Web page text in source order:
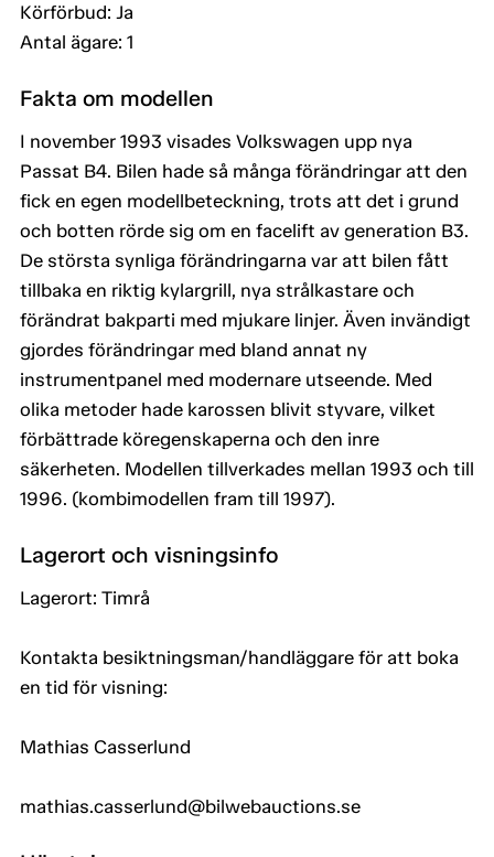
Körförbud: Ja
Antal ägare: 1
Fakta om modellen
I november 1993 visades Volkswagen upp nya
Passat B4. Bilen hade så många förändringar att den
fick en egen modellbeteckning, trots att det i grund
och botten rörde sig om en facelift av generation B3.
De största synliga förändringarna var att bilen fått
tillbaka en riktig kylargrill, nya strålkastare och
förändrat bakparti med mjukare linjer. Även invändigt
gjordes förändringar med bland annat ny
instrumentpanel med modernare utseende. Med
olika metoder hade karossen blivit styvare, vilket
förbättrade köregenskaperna och den inre
säkerheten. Modellen tillverkades mellan 1993 och till
1996. (kombimodellen fram till 1997).
Lagerort och visningsinfo
Lagerort: Timrå
Kontakta besiktningsman/handläggare för att boka
en tid för visning:
Mathias Casserlund
mathias.casserlund@bilwebauctions.se